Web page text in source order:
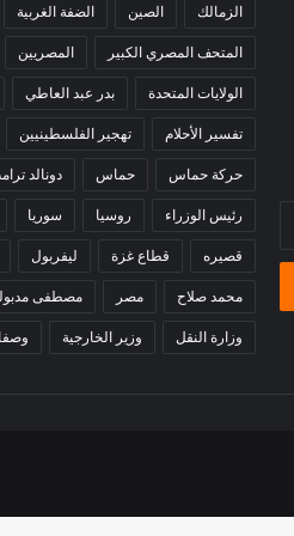
الزمالك الصين الضفة الغربية
المتحف المصري الكبير المصريين
الولايات المتحدة بدر عبد العاطي
تفسير الأحلام تهجير الفلسطينيين
حركة حماس حماس دونالد
رئيس الوزراء روسيا سوريا
قصيره قطاع غزة ليفربول
محمد صلاح مصر مصطفى
وزارة النقل وزير الخارجية